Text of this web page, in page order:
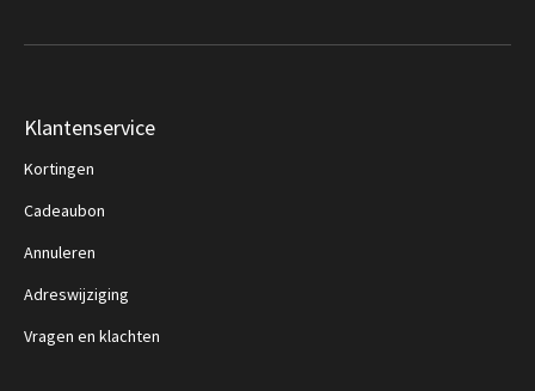
Klantenservice
Kortingen
Cadeaubon
Annuleren
Adreswijziging
Vragen en klachten